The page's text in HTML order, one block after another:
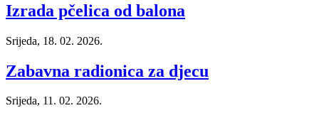
Izrada pčelica od balona
Srijeda, 18. 02. 2026.
Zabavna radionica za djecu
Srijeda, 11. 02. 2026.